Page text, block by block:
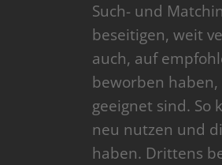
Such- und
beseitigen, weit
auch, auf
beworben
geeignet sind.
neu nutzen und
haben. Drittens